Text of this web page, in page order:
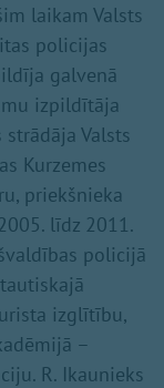
laikam Valsts
policijas
galvenā
izpildītāja
Valsts
Kurzemes
priekšnieka
līdz 2011.
policijā
izglītību,
–
R. Ikaunieks